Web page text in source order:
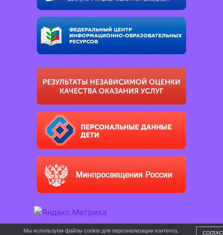
Мы используем файлы cookie для персонализации контента,